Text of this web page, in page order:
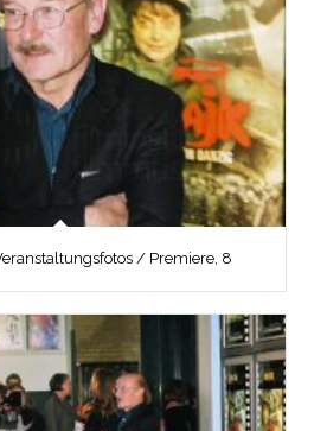
/ Premiere, 8